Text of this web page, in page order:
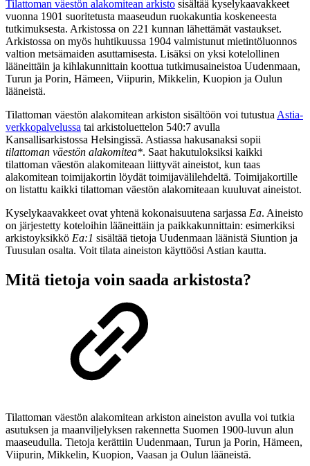
Tilattoman väestön alakomitean arkisto sisältää kyselykaavakkeet
vuonna 1901 suoritetusta maaseudun ruokakuntia koskeneesta
tutkimuksesta. Arkistossa on 221 kunnan lähettämät vastaukset.
Arkistossa on myös huhtikuussa 1904 valmistunut mietintöluonnos
valtion metsämaiden asuttamisesta. Lisäksi on yksi kotelollinen
lääneittäin ja kihlakunnittain koottua tutkimusaineistoa Uudenmaan,
Turun ja Porin, Hämeen, Viipurin, Mikkelin, Kuopion ja Oulun
lääneistä.
Tilattoman väestön alakomitean arkiston sisältöön voi tutustua Astia-
verkkopalvelussa tai arkistoluettelon 540:7 avulla
Kansallisarkistossa Helsingissä. Astiassa hakusanaksi sopii
tilattoman väestön alakomitea*. Saat hakutuloksiksi kaikki
tilattoman väestön alakomiteaan liittyvät aineistot, kun taas
alakomitean toimijakortin löydät toimijavälilehdeltä. Toimijakortille
on listattu kaikki tilattoman väestön alakomiteaan kuuluvat aineistot.
Kyselykaavakkeet ovat yhtenä kokonaisuutena sarjassa Ea. Aineisto
on järjestetty koteloihin lääneittäin ja paikkakunnittain: esimerkiksi
arkistoyksikkö Ea:1 sisältää tietoja Uudenmaan läänistä Siuntion ja
Tuusulan osalta. Voit tilata aineiston käyttöösi Astian kautta.
Mitä tietoja voin saada arkistosta?
Tilattoman väestön alakomitean arkiston aineiston avulla voi tutkia
asutuksen ja maanviljelyksen rakennetta Suomen 1900-luvun alun
maaseudulla. Tietoja kerättiin Uudenmaan, Turun ja Porin, Hämeen,
Viipurin, Mikkelin, Kuopion, Vaasan ja Oulun lääneistä.